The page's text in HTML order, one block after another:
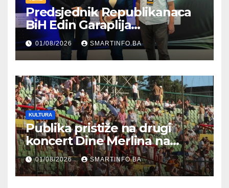
Predsjednik Republikanaca
BiH Edin Garaplija
prisustvovao prezentaciji
Federalnog sajma
zapošljavanja
01/08/2026 SMARTINFO.BA
KULTURA
Publika pristiže na drugi
koncert Dine Merlina na
Koševu
01/08/2026 SMARTINFO.BA